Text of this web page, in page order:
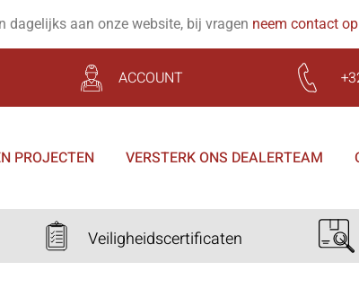
dagelijks aan onze website, bij vragen neem contact op
ACCOUNT
PROJECTEN VERSTERK ONS DEALERTEAM
Veiligheidscertificaten